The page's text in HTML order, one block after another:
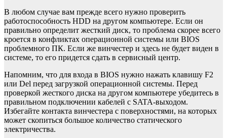
В любом случае вам прежде всего нужно проверить
работоспособность HDD на другом компьютере. Если он
правильно определит жесткий диск, то проблема скорее всего
кроется в конфликтах операционной системы или BIOS
проблемного ПК. Если же винчестер и здесь не будет виден в
системе, то его придется сдать в сервисный центр.
Напомним, что для входа в BIOS нужно нажать клавишу F2
или Del перед загрузкой операционной системы. Перед
проверкой жесткого диска на другом компьютере убедитесь в
правильном подключении кабелей с SATA-выходом.
Избегайте контакта винчестера с поверхностями, на которых
может скопиться большое количество статического
электричества.